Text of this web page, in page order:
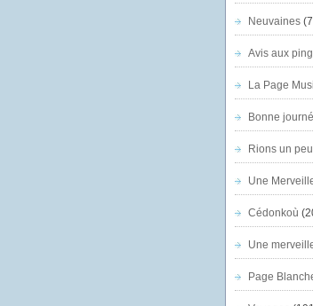
Neuvaines
Avis aux
La Page
Bonne
Rions un peu
Une
Cédonkoù
Une
Page